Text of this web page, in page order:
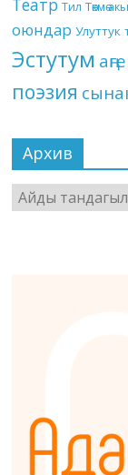
Тил Төкмө
оюндар Улуттук
Эстутум
поэзия
Архив
Архив